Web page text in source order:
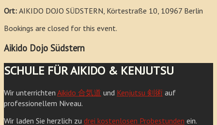
Ort: AIKIDO DOJO SÜDSTERN, Körtestraße 10, 10967 Berlin
Bookings are closed for this event.
Aikido Dojo Südstern
SCHULE FÜR AIKIDO & KENJUTSU
Wir unterrichten Aikido 合気道 und Kenjutsu 剣術 auf
professionellem Niveau.
Wir laden Sie herzlich zu drei kostenlosen Probestunden ein.